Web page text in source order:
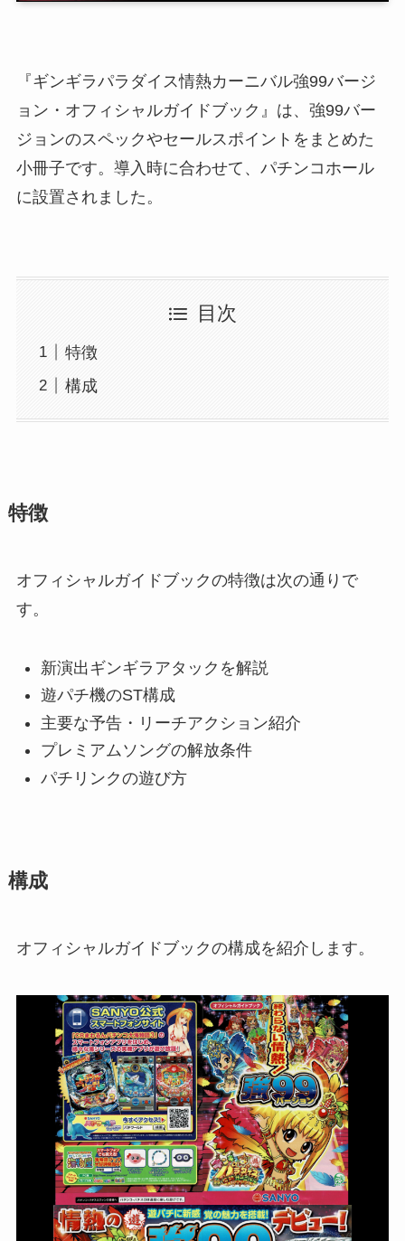
『ギンギラパラダイス情熱カーニバル強99バージ
ョン・オフィシャルガイドブック』は、強99バー
ジョンのスペックやセールスポイントをまとめた
小冊子です。導入時に合わせて、パチンコホール
に設置されました。
目次
特徴
構成
特徴
オフィシャルガイドブックの特徴は次の通りで
す。
新演出ギンギラアタックを解説
遊パチ機のST構成
主要な予告・リーチアクション紹介
プレミアムソングの解放条件
パチリンクの遊び方
構成
オフィシャルガイドブックの構成を紹介します。